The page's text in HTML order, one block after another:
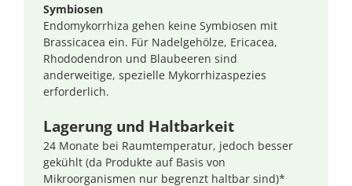
Symbiosen
Endomykorrhiza gehen keine Symbiosen mit
Brassicacea ein. Für Nadelgehölze, Ericacea,
Rhododendron und Blaubeeren sind
anderweitige, spezielle Mykorrhizaspezies
erforderlich.
Lagerung und Haltbarkeit
24 Monate bei Raumtemperatur, jedoch besser
gekühlt (da Produkte auf Basis von
Mikroorganismen nur begrenzt haltbar sind)*